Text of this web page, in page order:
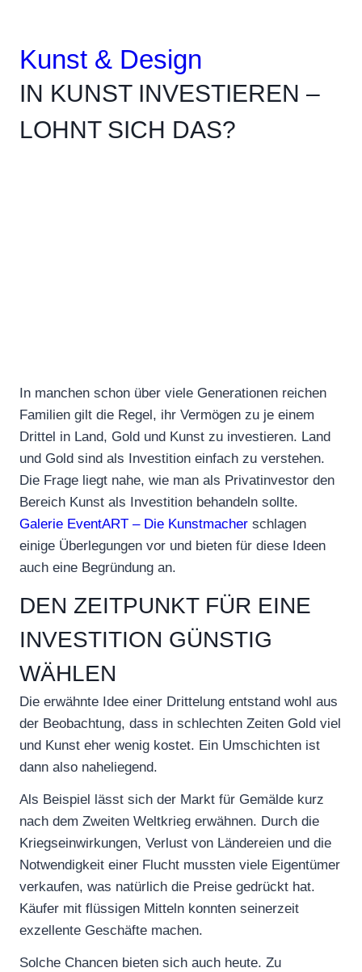
Kunst & Design
IN KUNST INVESTIEREN –
LOHNT SICH DAS?
In manchen schon über viele Generationen reichen
Familien gilt die Regel, ihr Vermögen zu je einem
Drittel in Land, Gold und Kunst zu investieren. Land
und Gold sind als Investition einfach zu verstehen.
Die Frage liegt nahe, wie man als Privatinvestor den
Bereich Kunst als Investition behandeln sollte.
Galerie EventART – Die Kunstmacher schlagen
einige Überlegungen vor und bieten für diese Ideen
auch eine Begründung an.
DEN ZEITPUNKT FÜR EINE
INVESTITION GÜNSTIG
WÄHLEN
Die erwähnte Idee einer Drittelung entstand wohl aus
der Beobachtung, dass in schlechten Zeiten Gold viel
und Kunst eher wenig kostet. Ein Umschichten ist
dann also naheliegend.
Als Beispiel lässt sich der Markt für Gemälde kurz
nach dem Zweiten Weltkrieg erwähnen. Durch die
Kriegseinwirkungen, Verlust von Ländereien und die
Notwendigkeit einer Flucht mussten viele Eigentümer
verkaufen, was natürlich die Preise gedrückt hat.
Käufer mit flüssigen Mitteln konnten seinerzeit
exzellente Geschäfte machen.
Solche Chancen bieten sich auch heute. Zu